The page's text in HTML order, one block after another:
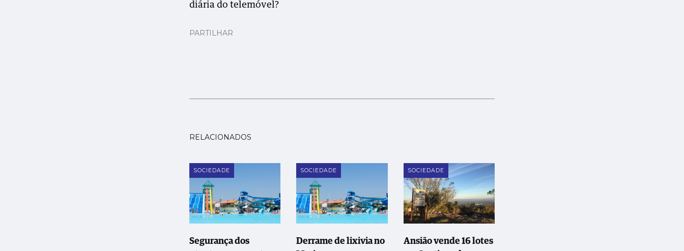
diária do telemóvel?
PARTILHAR
RELACIONADOS
SOCIEDADE
Segurança dos
SOCIEDADE
Derrame de lixivia no
SOCIEDADE
Ansião vende 16 lotes